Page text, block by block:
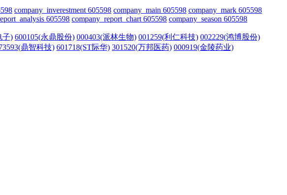
company_inverestment 605598 company_main 605598 company_mark 605598
605598 company_report_chart 605598 company_season 605598
子) 600105(永鼎股份) 000403(派林生物) 001259(利仁科技) 002229(鸿博股份)
鼎智科技) 601718(ST际华) 301520(万邦医药) 000919(金陵药业)